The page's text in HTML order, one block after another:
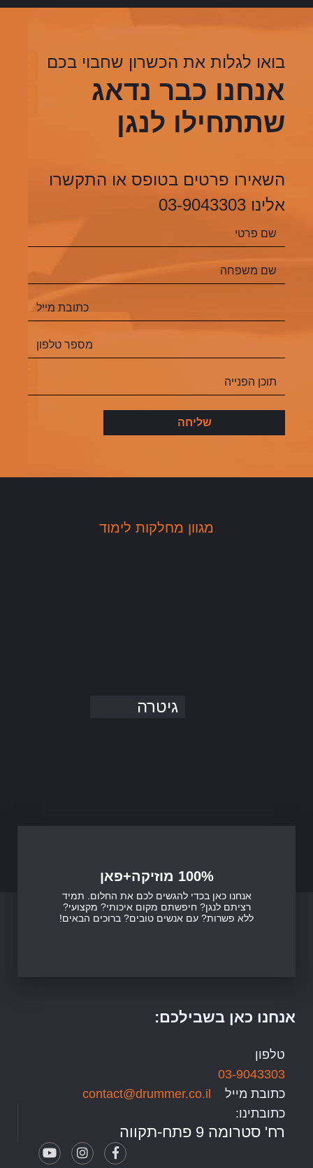
בואו לגלות את הכשרון שחבוי בכם
אנחנו כבר נדאג
שתתחילו לנגן
השאירו פרטים בטופס או התקשרו
אלינו 03-9043303
מגוון מחלקות לימוד
גיטרה
100% מוזיקה+פאן
אנחנו כאן בכדי להגשים לכם את החלום. תמיד
רציתם לנגן? חיפשתם מקום איכותי? מקצועי?
ללא פשרות? עם אנשים טובים? ברוכים הבאים!
אנחנו כאן בשבילכם:
טלפון
03-9043303
כתובת מייל
contact@drummer.co.il
כתובתינו:
רח' סטרומה 9 פתח-תקווה